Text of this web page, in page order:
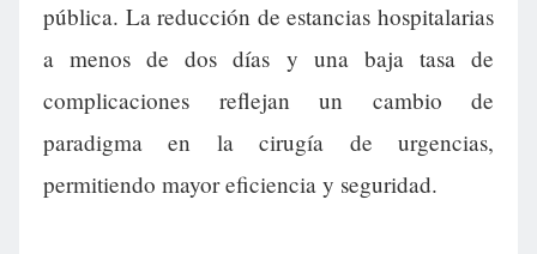
pública. La reducción de estancias hospitalarias
a menos de dos días y una baja tasa de
complicaciones reflejan un cambio de
paradigma en la cirugía de urgencias,
permitiendo mayor eficiencia y seguridad.